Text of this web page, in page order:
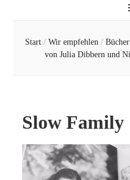
Start / Wir empfehlen / Bücher
von Julia Dibbern und
Slow Family